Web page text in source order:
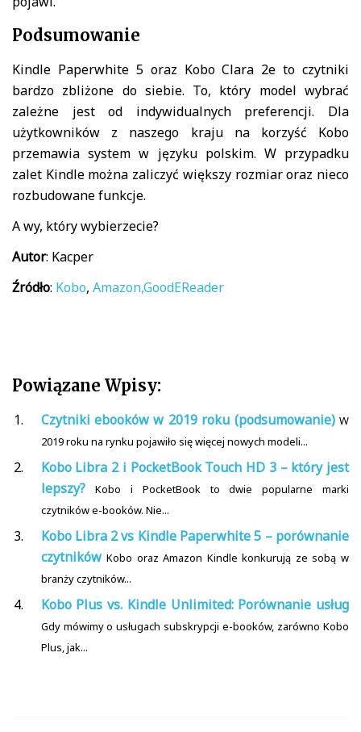
Podsumowanie
Kindle Paperwhite 5 oraz Kobo Clara 2e to czytniki
bardzo zbliżone do siebie. To, który model wybrać
zależne jest od indywidualnych preferencji. Dla
użytkowników z naszego kraju na korzyść Kobo
przemawia system w języku polskim. W przypadku
zalet Kindle można zaliczyć większy rozmiar oraz nieco
rozbudowane funkcje.
A wy, który wybierzecie?
Autor: Kacper
Źródło: Kobo, Amazon,GoodEReader
Powiązane Wpisy:
Czytniki ebooków w 2019 roku (podsumowanie) W
2019 roku na rynku pojawiło się więcej nowych modeli...
Kobo Libra 2 i PocketBook Touch HD 3 – który jest
lepszy?
Kobo i PocketBook to dwie popularne marki
czytników e-booków. Nie...
Kobo Libra 2 vs Kindle Paperwhite 5 – porównanie
czytników Kobo oraz Amazon Kindle konkurują ze sobą w
branży czytników...
Kobo Plus vs. Kindle Unlimited: Porównanie usług
Gdy mówimy o usługach subskrypcji e-booków, zarówno Kobo
Plus, jak...